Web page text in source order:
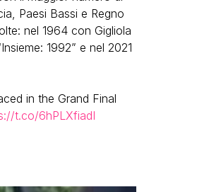
Paesi Bassi e Regno
nel 1964 con Gigliola
1992” e nel 2021
in the Grand Final
t.co/6hPLXfiadI